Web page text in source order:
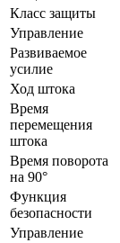
Класс защиты
Управление
Развиваемое
усилие
Ход штока
Время
перемещения
штока
Время поворота
на 90°
Функция
безопасности
Управление